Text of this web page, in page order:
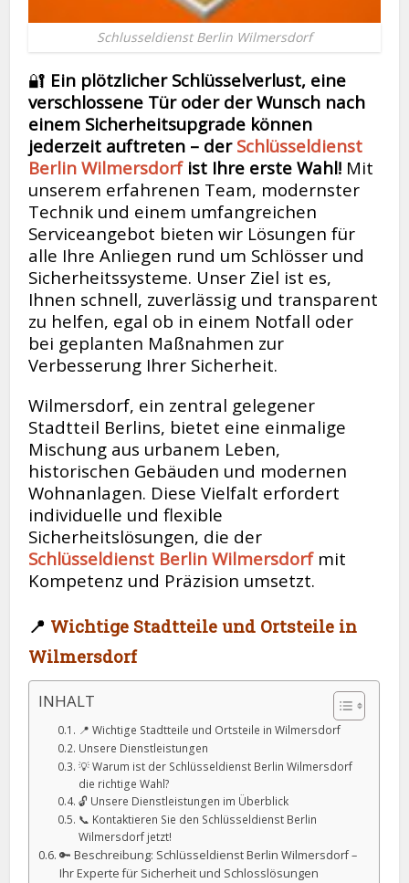
Schlusseldienst Berlin Wilmersdorf
🔐 Ein plötzlicher Schlüsselverlust, eine
verschlossene Tür oder der Wunsch nach
einem Sicherheitsupgrade können
jederzeit auftreten – der Schlüsseldienst
Berlin Wilmersdorfist Ihre erste Wahl! Mit
unserem erfahrenen Team, modernster
Technik und einem umfangreichen
Serviceangebot bieten wir Lösungen für
alle Ihre Anliegen rund um Schlösser und
Sicherheitssysteme. Unser Ziel ist es,
Ihnen schnell, zuverlässig und transparent
zu helfen, egal ob in einem Notfall oder
bei geplanten Maßnahmen zur
Verbesserung Ihrer Sicherheit.
Wilmersdorf, ein zentral gelegener
Stadtteil Berlins, bietet eine einmalige
Mischung aus urbanem Leben,
historischen Gebäuden und modernen
Wohnanlagen. Diese Vielfalt erfordert
individuelle und flexible
Sicherheitslösungen, die der
Schlüsseldienst Berlin Wilmersdorf mit
Kompetenz und Präzision umsetzt.
📍 Wichtige Stadtteile und Ortsteile in
Wilmersdorf
INHALT
📍 Wichtige Stadtteile und Ortsteile in Wilmersdorf
Unsere Dienstleistungen
💡 Warum ist der Schlüsseldienst Berlin Wilmersdorf
die richtige Wahl?
🔓 Unsere Dienstleistungen im Überblick
📞 Kontaktieren Sie den Schlüsseldienst Berlin
Wilmersdorf jetzt!
🔑 Beschreibung: Schlüsseldienst Berlin Wilmersdorf –
Ihr Experte für Sicherheit und Schlosslösungen